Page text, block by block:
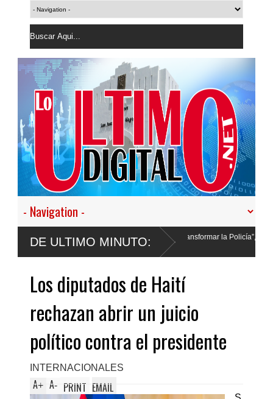
DE ULTIMO MINUTO:
a desistir en nuestro empeño de transformar la Policía”, y promete cero
Los diputados de Haití
rechazan abrir un juicio
político contra el presidente
INTERNACIONALES
A+ A- PRINT EMAIL